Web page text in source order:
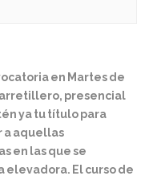
en Martes de
presencial
ya tu título para
a aquellas
en las que se
El curso de